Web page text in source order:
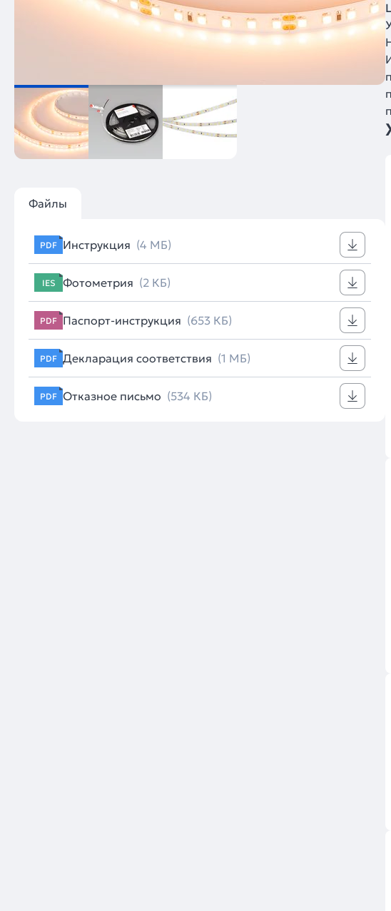
Файлы
PDF Инструкция (4 МБ)
IES Фотометрия (2 КБ)
PDF Паспорт-инструкция (653 КБ)
PDF Декларация соответствия (1 МБ)
PDF Отказное письмо (534 КБ)